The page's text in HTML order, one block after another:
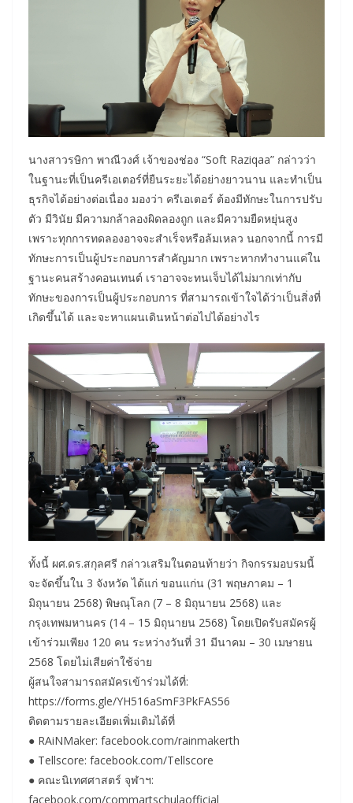
นางสาวรษิกา พาณีวงศ์ เจ้าของช่อง “Soft Raziqaa” กล่าวว่า
ในฐานะที่เป็นครีเอเตอร์ที่ยืนระยะได้อย่างยาวนาน และทำเป็น
ธุรกิจได้อย่างต่อเนื่อง มองว่า ครีเอเตอร์ ต้องมีทักษะในการปรับ
ตัว มีวินัย มีความกล้าลองผิดลองถูก และมีความยืดหยุ่นสูง
เพราะทุกการทดลองอาจจะสำเร็จหรือล้มเหลว นอกจากนี้ การมี
ทักษะการเป็นผู้ประกอบการสำคัญมาก เพราะหากทำงานแค่ใน
ฐานะคนสร้างคอนเทนต์ เราอาจจะทนเจ็บได้ไม่มากเท่ากับ
ทักษะของการเป็นผู้ประกอบการ ที่สามารถเข้าใจได้ว่าเป็นสิ่งที่
เกิดขึ้นได้ และจะหาแผนเดินหน้าต่อไปได้อย่างไร
ทั้งนี้ ผศ.ดร.สกุลศรี กล่าวเสริมในตอนท้ายว่า กิจกรรมอบรมนี้
จะจัดขึ้นใน 3 จังหวัด ได้แก่ ขอนแก่น (31 พฤษภาคม – 1
มิถุนายน 2568) พิษณุโลก (7 – 8 มิถุนายน 2568) และ
กรุงเทพมหานคร (14 – 15 มิถุนายน 2568) โดยเปิดรับสมัครผู้
เข้าร่วมเพียง 120 คน ระหว่างวันที่ 31 มีนาคม – 30 เมษายน
2568 โดยไม่เสียค่าใช้จ่าย
ผู้สนใจสามารถสมัครเข้าร่วมได้ที่:
https://forms.gle/YH516aSmF3PkFAS56
ติดตามรายละเอียดเพิ่มเติมได้ที่
● RAiNMaker: facebook.com/rainmakerth
● Tellscore: facebook.com/Tellscore
● คณะนิเทศศาสตร์ จุฬาฯ:
facebook.com/commartschulaofficial